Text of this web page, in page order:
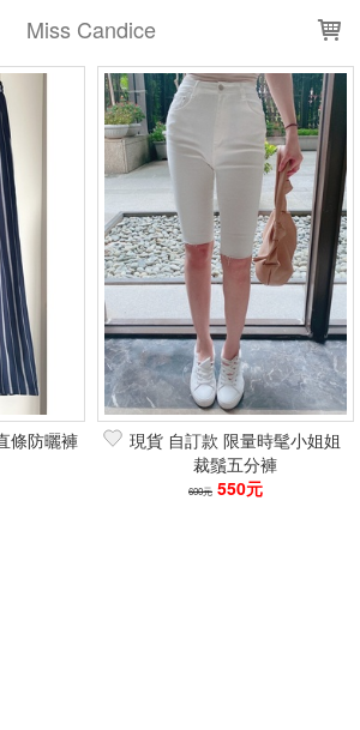
Miss Candice
白
淺藍
奶茶
米白
S-Candice M
M-阿姨
28阿姨 29
30
條防曬褲
現貨 自訂款 限量時髦小姐姐
裁鬚五分褲
600元 550元